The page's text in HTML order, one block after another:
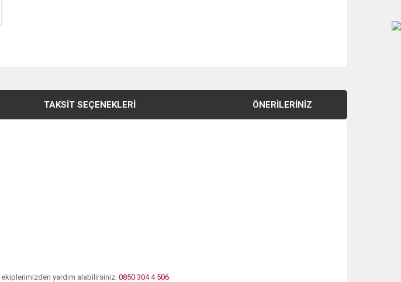
TAKSIT SEÇENEKLERI ÖNERILERINIZ
yardım alabilirsiniz. 0850 304 4 506